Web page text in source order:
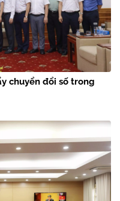
chuyển đổi số trong